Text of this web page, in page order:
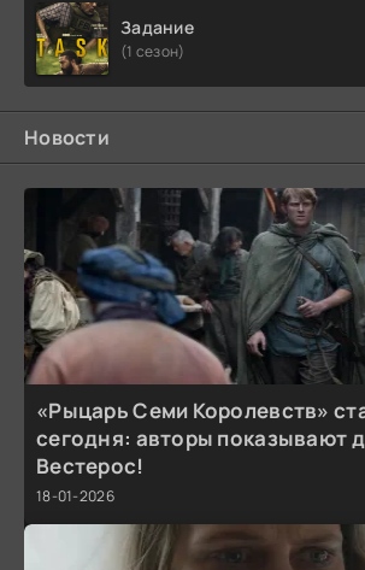
Задание
(1 сезон)
Новости
«Рыцарь Семи Королевств»
сегодня: авторы показывают
Вестерос!
18-01-2026